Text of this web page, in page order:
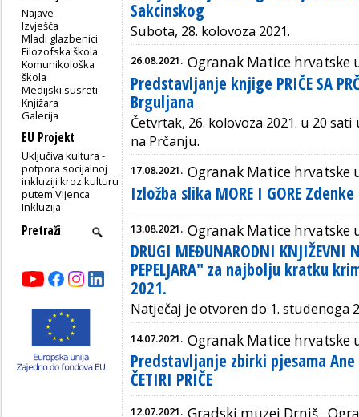
Najave
Izvješća
Mladi glazbenici
Filozofska škola
Komunikološka
škola
Medijski susreti
Knjižara
Galerija
EU Projekt
Uključiva kultura -
potpora socijalnoj
inkluziji kroz kulturu
putem Vijenca
Inkluzija
Sakcinskog
Subota, 28. kolovoza 2021.
26.08.2021. Ogranak Matice hrvatske
Predstavljanje knjige PRIČE SA
Brguljana
Četvrtak, 26. kolovoza 2021. u 20
na Prčanju.
17.08.2021. Ogranak Matice hrvatske
Izložba slika MORE I GORE
13.08.2021. Ogranak Matice hrvatske
DRUGI MEĐUNARODNI KNJIŽEVNI
PEPELJARA" za najbolju kratku
2021.
Natječaj je otvoren do 1. studenoga
14.07.2021. Ogranak Matice hrvatske
Predstavljanje zbirki pjesama Ane
ČETIRI PRIČE
12.07.2021.